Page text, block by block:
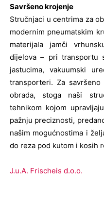
Savršeno krojenje
Stručnjaci u centrima za
modernim pneumatskim
materijala jamči
dijelova – pri transportu
jastucima, vakuumski
transporteri. Za
obrada, stoga naši
tehnikom kojom
pažnju preciznosti,
našim mogućnostima i
do reza pod kutom i kosih
J.u.A. Frischeis d.o.o.